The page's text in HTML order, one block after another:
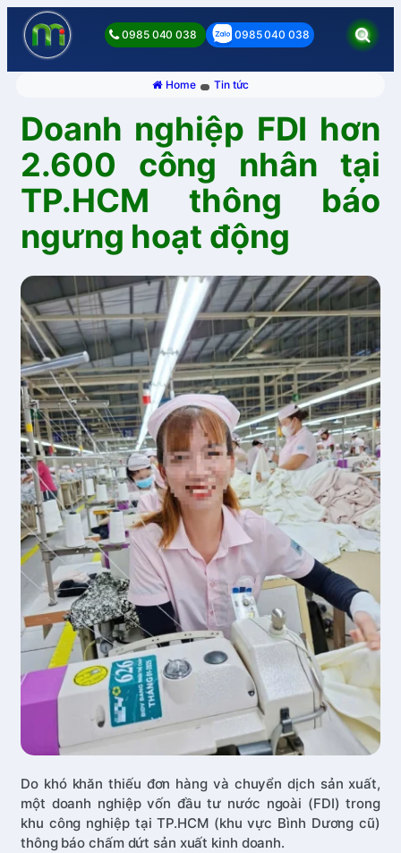
0985 040 038 0985 040 038
Home Tin tức
Doanh nghiệp FDI hơn
2.600 công nhân tại
TP.HCM thông báo
ngưng hoạt động
Do khó khăn thiếu đơn hàng và chuyển dịch sản xuất,
một doanh nghiệp vốn đầu tư nước ngoài (FDI) trong
khu công nghiệp tại TP.HCM (khu vực Bình Dương cũ)
thông báo chấm dứt sản xuất kinh doanh.